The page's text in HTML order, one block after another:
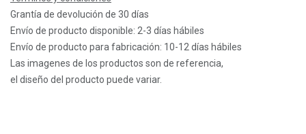
Grantía de devolución de 30 días
Envío de producto disponible: 2-3 días hábiles
Envío de producto para fabricación: 10-12 días hábiles
Las imagenes de los productos son de referencia,
el diseño del producto puede variar.